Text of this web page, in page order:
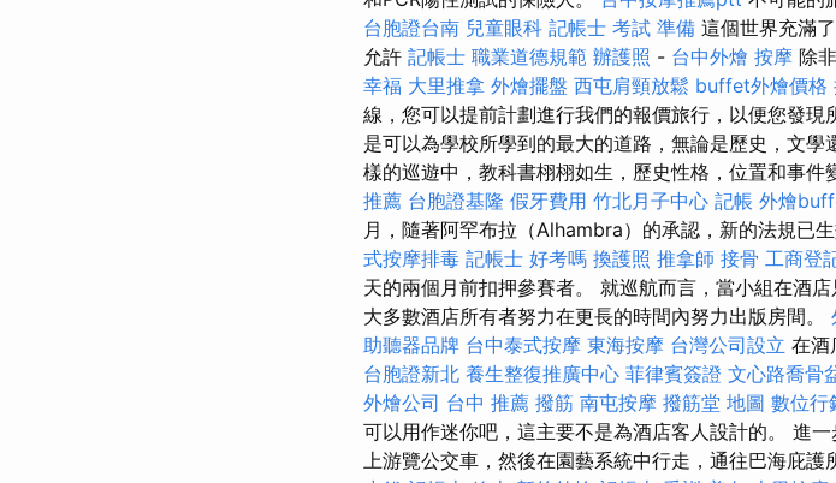
台胞證台南 兒童眼科 記帳士 考試 準備 這個世界充滿
允許 記帳士 職業道德規範 辦護照 - 台中外燴 按摩 除
幸福 大里推拿 外燴擺盤 西屯肩頸放鬆 buffet外燴價格
線，您可以提前計劃進行我們的報價旅行，以便您發
是可以為學校所學到的最大的道路，無論是歷史，文學
樣的巡遊中，教科書栩栩如生，歷史性格，位置和事件
推薦 台胞證基隆 假牙費用 竹北月子中心 記帳 外燴
月，隨著阿罕布拉（Alhambra）的承認，新的法規已生
式按摩排毒 記帳士 好考嗎 換護照 推拿師 接骨 工商登
天的兩個月前扣押參賽者。 就巡航而言，當小組在酒
大多數酒店所有者努力在更長的時間內努力出版房間。
助聽器品牌 台中泰式按摩 東海按摩 台灣公司設立 在酒
台胞證新北 養生整復推廣中心 菲律賓簽證 文心路喬骨
外燴公司 台中 推薦 撥筋 南屯按摩 撥筋堂 地圖 數位行
可以用作迷你吧，這主要不是為酒店客人設計的。 進
上游覽公交車，然後在園藝系統中行走，通往巴海庇護